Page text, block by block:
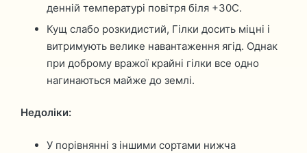
денній температурі повітря біля +30С.
Кущ слабо розкидистий, Гілки досить міцні і
витримують велике навантаження ягід. Однак
при доброму вражої крайні гілки все одно
нагинаються майже до землі.
Недоліки:
У порівнянні з іншими сортами нижча